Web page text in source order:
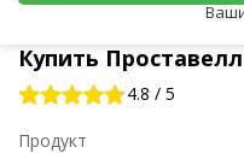
Купить
4.8 / 5
Продукт